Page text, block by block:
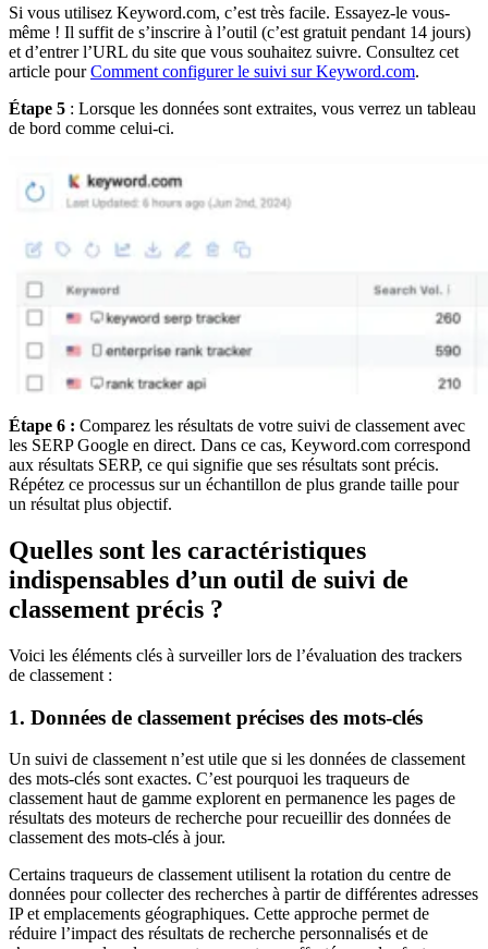
Si vous utilisez Keyword.com, c’est très facile. Essayez-le vous-
même ! Il suffit de s’inscrire à l’outil (c’est gratuit pendant 14 jours)
et d’entrer l’URL du site que vous souhaitez suivre. Consultez cet
article pourComment configurer le suivi sur Keyword.com.
Étape 5 : Lorsque les données sont extraites, vous verrez un tableau
de bord comme celui-ci.
Étape 6 : Comparez les résultats de votre suivi de classement avec
les SERP Google en direct. Dans ce cas, Keyword.com correspond
aux résultats SERP, ce qui signifie que ses résultats sont précis.
Répétez ce processus sur un échantillon de plus grande taille pour
un résultat plus objectif.
Quelles sont les caractéristiques
indispensables d’un outil de suivi de
classement précis ?
Voici les éléments clés à surveiller lors de l’évaluation des trackers
de classement :
1. Données de classement précises des mots-clés
Un suivi de classement n’est utile que si les données de classement
des mots-clés sont exactes. C’est pourquoi les traqueurs de
classement haut de gamme explorent en permanence les pages de
résultats des moteurs de recherche pour recueillir des données de
classement des mots-clés à jour.
Certains traqueurs de classement utilisent la rotation du centre de
données pour collecter des recherches à partir de différentes adresses
IP et emplacements géographiques. Cette approche permet de
réduire l’impact des résultats de recherche personnalisés et de